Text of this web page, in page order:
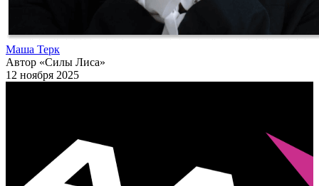
Маша Терк
Автор «Силы Лиса»
12 ноября 2025